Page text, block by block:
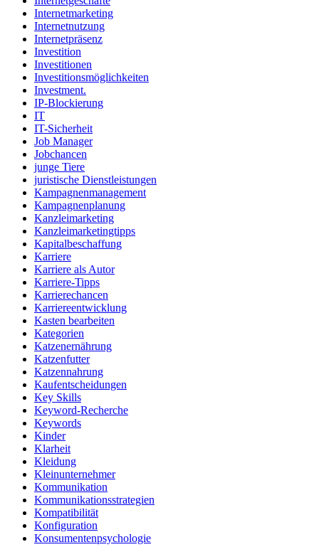
Internetmarketing
Internetnutzung
Internetpräsenz
Investition
Investitionen
Investitionsmöglichkeiten
Investment.
IP-Blockierung
IT
IT-Sicherheit
Job Manager
Jobchancen
junge Tiere
juristische Dienstleistungen
Kampagnenmanagement
Kampagnenplanung
Kanzleimarketing
Kanzleimarketingtipps
Kapitalbeschaffung
Karriere
Karriere als Autor
Karriere-Tipps
Karrierechancen
Karriereentwicklung
Kasten bearbeiten
Kategorien
Katzenernährung
Katzenfutter
Katzennahrung
Kaufentscheidungen
Key Skills
Keyword-Recherche
Keywords
Kinder
Klarheit
Kleidung
Kleinunternehmer
Kommunikation
Kommunikationsstrategien
Kompatibilität
Konfiguration
Konsumentenpsychologie